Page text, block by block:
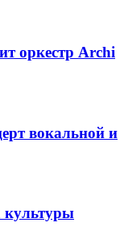
оркестр Archi
вокальной и
культуры